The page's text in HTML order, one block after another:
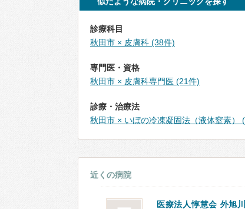
診療科目
秋田市 × 皮膚科 (38件)
専門医・資格
秋田市 × 皮膚科専門医 (21件)
診療・治療法
秋田市 × いぼの冷凍凝固法（液体窒素）
近くの病院
医療法人惇慧会 外旭